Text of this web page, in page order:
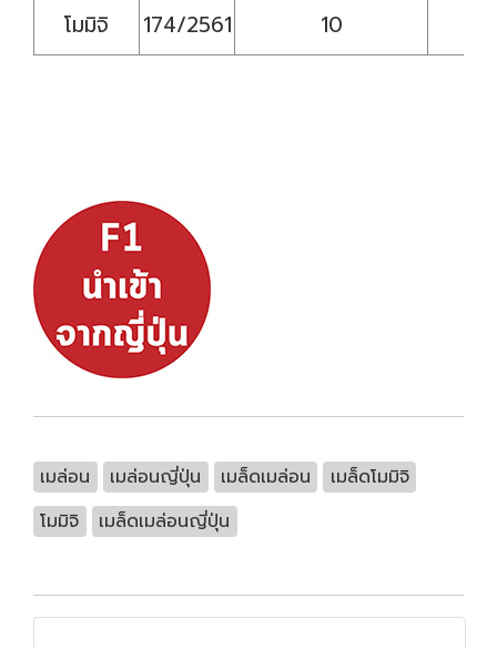
โมมิจิ 174/2561 10
เมล่อน เมล่อนญี่ปุ่น เมล็ดเมล่อน
เมล็ดโมมิจิ
โมมิจิ
เมล็ดเมล่อนญี่ปุ่น